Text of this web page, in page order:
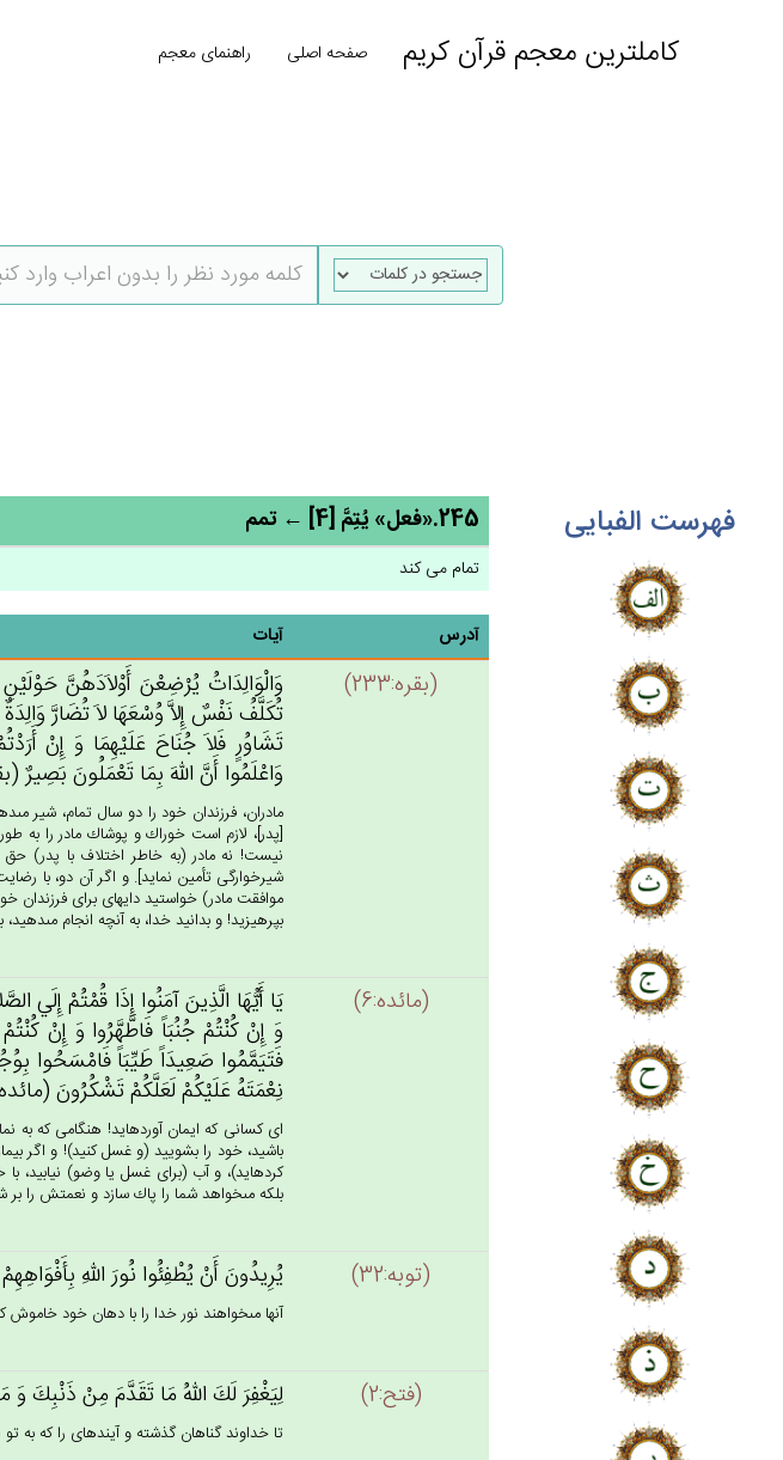
کاملترین معجم قرآن کریم صفحه اصلی راهنمای معجم
فهرست الفبایی 245.«فعل» يُتِم‌َّ [4] ← تمم
تمام می کند
آدرس آیات
(بقره:233)
وَالْوَالِدَات‌ُ يُرْضِعْن‌َ أَوْلاَدَهُن‌َّ
تُكَلَّف‌ُ نَفْس‌ٌ إِلاَّ وُسْعَهَا لاَ تُضَارَّ
تَشَاوُرٍ فَلاَ جُنَاح‌َ عَلَيْهِمَا وَ إِن‌ْ
وَاعْلَمُوا أَن‌َّ الله‌َ بِمَا تَعْمَلُون‌َ بَصِيرٌ
مادران، فرزندان خود را دو سال تمام، شير
[پدر]، لازم است خوراك و پوشاك مادر را به
نيست! نه مادر (به خاطر اختلاف با پدر) حق
شيرخوارگى تأمين نمايد]. و اگر آن دو، با
موافقت مادر) خواستيد دايه‏اى براى فرزندان
بپرهيزيد! و بدانيد خدا، به آنچه انجام مى‏دهيد،
(مائده:6)
يَا أَيُّهَا الَّذِين‌َ آمَنُوا إِذَا قُمْتُم‌ْ
وَ إِنْ‌ كُنْتُم‌ْ جُنُبَاً فَاطَّهَّرُوا وَ إِنْ‌
فَتَيَمَّمُوا صَعِيدَاً طَيِّبَاً فَامْسَحُوا
نِعْمَتَه‌ُ عَلَيْكُم‌ْ لَعَلَّكُم‌ْ تَشْكُرُون‌َ (مائده:
اى كسانى كه ايمان آورده‏ايد! هنگامى كه به
باشيد، خود را بشوييد (و غسل كنيد)! و اگر
كرده‏ايد)، و آب (براى غسل يا وضو) نيابيد،
بلكه مى‏خواهد شما را پاك سازد و نعمتش را بر
(توبه:32) يُرِيدُون‌َ أَنْ‌ يُطْفِئُوا نُورَ الله‌ِ بِأَفْوَاهِهِم‌ْ
آنها مى‏خواهند نور خدا را با دهان خود خاموش
(فتح:2) لِيَغْفِرَ لَك‌َ الله‌ُ مَا تَقَدَّم‌َ مِنْ‌ ذَنْبِك‌َ وَ
تا خداوند گناهان گذشته و آينده‏اى را كه به